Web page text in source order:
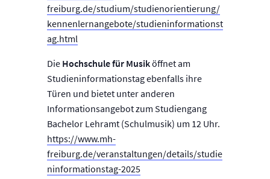
freiburg.de/studium/studienorientierung/
kennenlernangebote/studieninformationst
ag.html
Die Hochschule für Musiköffnet am
Studieninformationstag ebenfalls ihre
Türen und bietet unter anderen
Informationsangebot zum Studiengang
Bachelor Lehramt (Schulmusik) um 12 Uhr.
https://www.mh-
freiburg.de/veranstaltungen/details/studie
ninformationstag-2025